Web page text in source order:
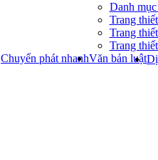
Danh
Trang
Trang
Trang
Chuyển phát nhanhVăn bản luật